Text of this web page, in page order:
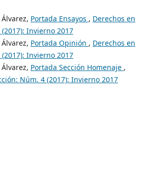
Portada Ensayos , Derechos en
Invierno 2017
Portada Opinión , Derechos en
Invierno 2017
Portada Sección Homenaje ,
Núm. 4 (2017): Invierno 2017